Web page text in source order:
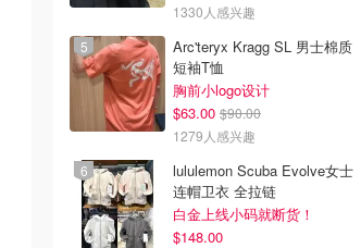
1330人感兴趣
Arc'teryx Kragg SL 男士棉质
短袖T恤
胸前小logo设计
$63.00 $90.00
1279人感兴趣
lululemon Scuba Evolve女士
连帽卫衣 全拉链
白金上线小码就断货！
$148.00